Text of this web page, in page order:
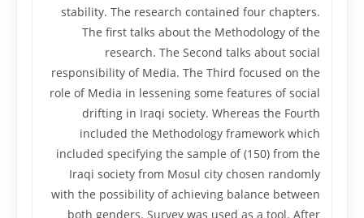
stability. The research contained four chapters.
The first talks about the Methodology of the
research. The Second talks about social
responsibility of Media. The Third focused on the
role of Media in lessening some features of social
drifting in Iraqi society. Whereas the Fourth
included the Methodology framework which
included specifying the sample of (150) from the
Iraqi society from Mosul city chosen randomly
with the possibility of achieving balance between
both genders. Survey was used as a tool. After